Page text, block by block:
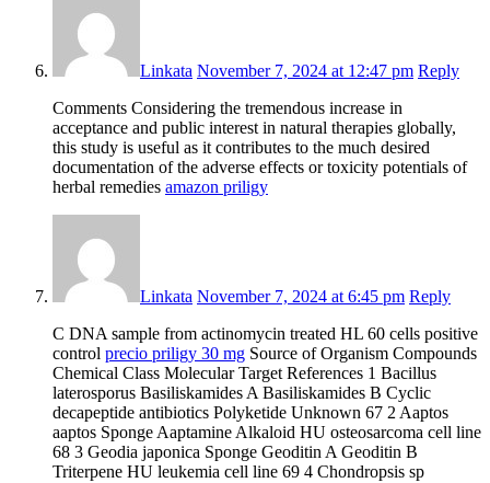
Linkata November 7, 2024 at 12:47 pm Reply
Comments Considering the tremendous increase in
acceptance and public interest in natural therapies globally,
this study is useful as it contributes to the much desired
documentation of the adverse effects or toxicity potentials of
herbal remedies amazon priligy
Linkata November 7, 2024 at 6:45 pm Reply
C DNA sample from actinomycin treated HL 60 cells positive
control precio priligy 30 mg Source of Organism Compounds
Chemical Class Molecular Target References 1 Bacillus
laterosporus Basiliskamides A Basiliskamides B Cyclic
decapeptide antibiotics Polyketide Unknown 67 2 Aaptos
aaptos Sponge Aaptamine Alkaloid HU osteosarcoma cell line
68 3 Geodia japonica Sponge Geoditin A Geoditin B
Triterpene HU leukemia cell line 69 4 Chondropsis sp